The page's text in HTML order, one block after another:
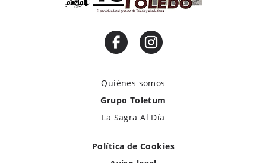
Quiénes somos
Grupo Toletum
La Sagra Al Día
Política de Cookies